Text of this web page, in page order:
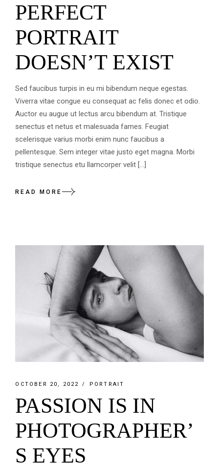
PERFECT
PORTRAIT
DOESN’T EXIST
Sed faucibus turpis in eu mi bibendum neque egestas.
Viverra vitae congue eu consequat ac felis donec et odio.
Auctor eu augue ut lectus arcu bibendum at. Tristique
senectus et netus et malesuada fames. Feugiat
scelerisque varius morbi enim nunc faucibus a
pellentesque. Sem integer vitae justo eget magna. Morbi
tristique senectus etu llamcorper velit […]
READ MORE
OCTOBER 20, 2022 PORTRAIT
PASSION IS IN
PHOTOGRAPHER’
S EYES